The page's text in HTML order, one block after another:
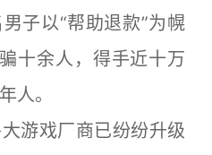
子以“帮助退款”为幌
十余人，得手近十万
人。
戏厂商已纷纷升级